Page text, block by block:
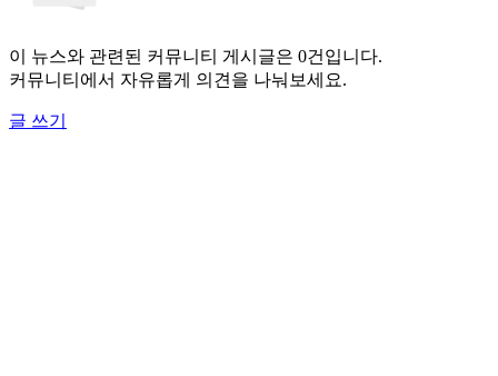
이 뉴스와 관련된 커뮤니티 게시글은 0건입니다.
커뮤니티에서 자유롭게 의견을 나눠보세요.
글 쓰기